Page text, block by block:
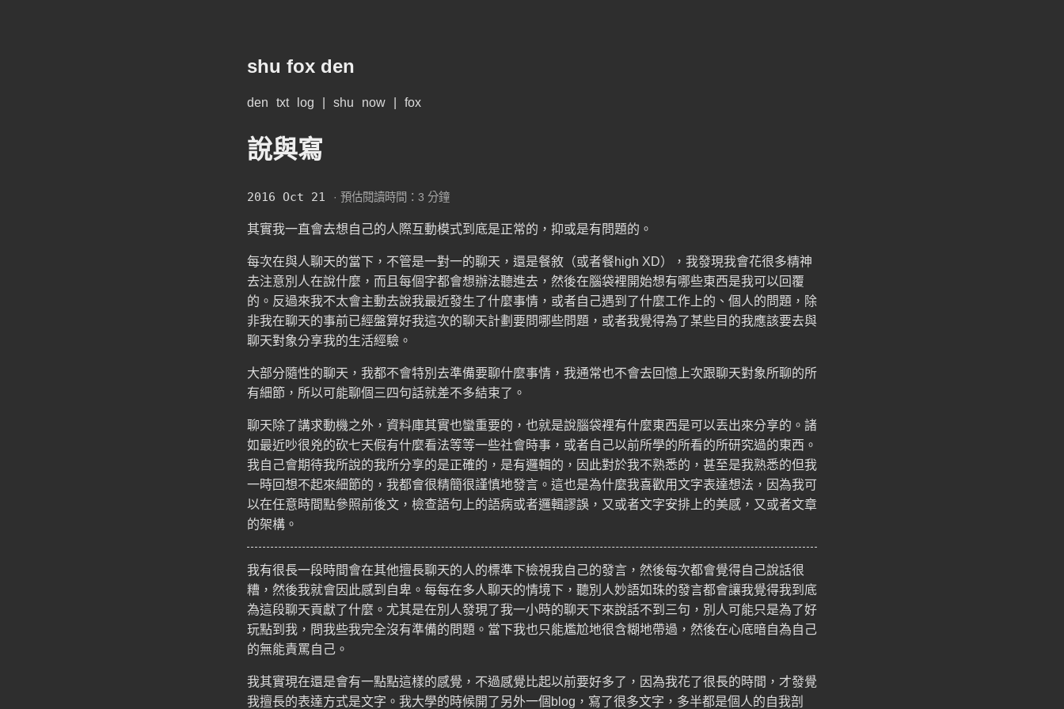
shu fox den
den txt log shu now fox
說與寫
2016 Oct 21 · 預估閱讀時間：3 分鐘
其實我一直會去想自己的人際互動模式到底是正常的，抑或是有問題的。
每次在與人聊天的當下，不管是一對一的聊天，還是餐敘（或者餐high XD），我發現我會花很多精神
去注意別人在說什麼，而且每個字都會想辦法聽進去，然後在腦袋裡開始想有哪些東西是我可以回覆
的。反過來我不太會主動去說我最近發生了什麼事情，或者自己遇到了什麼工作上的、個人的問題，除
非我在聊天的事前已經盤算好我這次的聊天計劃要問哪些問題，或者我覺得為了某些目的我應該要去與
聊天對象分享我的生活經驗。
大部分隨性的聊天，我都不會特別去準備要聊什麼事情，我通常也不會去回憶上次跟聊天對象所聊的所
有細節，所以可能聊個三四句話就差不多結束了。
聊天除了講求動機之外，資料庫其實也蠻重要的，也就是說腦袋裡有什麼東西是可以丟出來分享的。諸
如最近吵很兇的砍七天假有什麼看法等等一些社會時事，或者自己以前所學的所看的所研究過的東西。
我自己會期待我所說的我所分享的是正確的，是有邏輯的，因此對於我不熟悉的，甚至是我熟悉的但我
一時回想不起來細節的，我都會很精簡很謹慎地發言。這也是為什麼我喜歡用文字表達想法，因為我可
以在任意時間點參照前後文，檢查語句上的語病或者邏輯謬誤，又或者文字安排上的美感，又或者文章
的架構。
我有很長一段時間會在其他擅長聊天的人的標準下檢視我自己的發言，然後每次都會覺得自己說話很
糟，然後我就會因此感到自卑。每每在多人聊天的情境下，聽別人妙語如珠的發言都會讓我覺得我到底
為這段聊天貢獻了什麼。尤其是在別人發現了我一小時的聊天下來說話不到三句，別人可能只是為了好
玩點到我，問我些我完全沒有準備的問題。當下我也只能尷尬地很含糊地帶過，然後在心底暗自為自己
的無能責罵自己。
我其實現在還是會有一點點這樣的感覺，不過感覺比起以前要好多了，因為我花了很長的時間，才發覺
我擅長的表達方式是文字。我大學的時候開了另外一個blog，寫了很多文字，多半都是個人的自我剖